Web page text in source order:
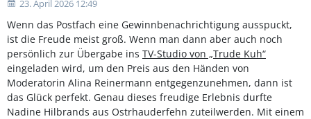
23. April 2026 12:49
Wenn das Postfach eine Gewinnbenachrichtigung ausspuckt,
ist die Freude meist groß. Wenn man dann aber auch noch
persönlich zur Übergabe ins TV-Studio von „Trude Kuh“
eingeladen wird, um den Preis aus den Händen von
Moderatorin Alina Reinermann entgegenzunehmen, dann ist
das Glück perfekt. Genau dieses freudige Erlebnis durfte
Nadine Hilbrands aus Ostrhauderfehn zuteilwerden. Mit einem